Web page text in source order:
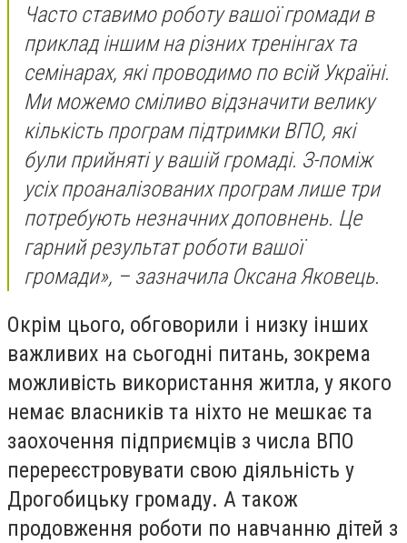
Часто ставимо роботу вашої громади в
приклад іншим на різних тренінгах та
семінарах, які проводимо по всій Україні.
Ми можемо сміливо відзначити велику
кількість програм підтримки ВПО, які
були прийняті у вашій громаді. З-поміж
усіх проаналізованих програм лише три
потребують незначних доповнень. Це
гарний результат роботи вашої
громади», – зазначила Оксана Яковець.
Окрім цього, обговорили і низку інших
важливих на сьогодні питань, зокрема
можливість використання житла, у якого
немає власників та ніхто не мешкає та
заохочення підприємців з числа ВПО
перереєстровувати свою діяльність у
Дрогобицьку громаду. А також
продовження роботи по навчанню дітей з